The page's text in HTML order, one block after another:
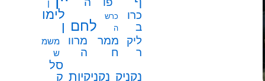
ן
כרו
ב
כרש
ה
לחם
לימו
ן
ליק
ר
ממר
ח
מרוו
ה
משמ
ש
נקניק נקניקיות
סל
ק